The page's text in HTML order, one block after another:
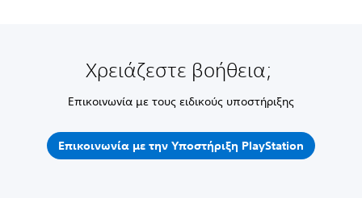
Χρειάζεστε βοήθεια;
Επικοινωνία με τους ειδικούς υποστήριξης
Επικοινωνία με την Υποστήριξη PlayStation